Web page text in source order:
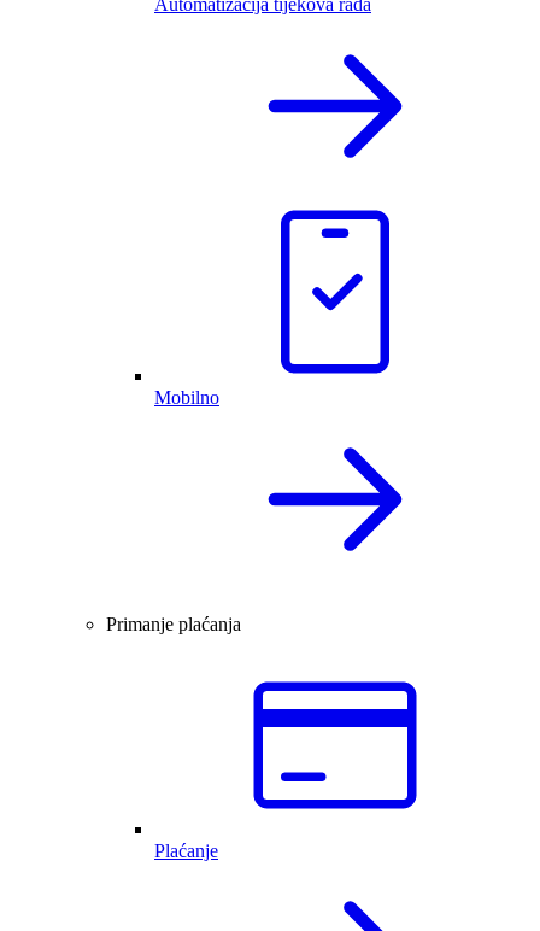
Automatizacija tijekova rada
Mobilno
Primanje plaćanja
Plaćanje